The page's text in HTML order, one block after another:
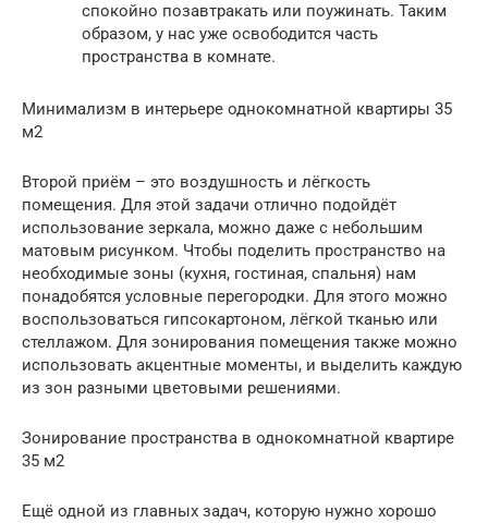
спокойно позавтракать или поужинать. Таким
образом, у нас уже освободится часть
пространства в комнате.
Минимализм в интерьере однокомнатной квартиры 35
м2
Второй приём – это воздушность и лёгкость
помещения. Для этой задачи отлично подойдёт
использование зеркала, можно даже с небольшим
матовым рисунком. Чтобы поделить пространство на
необходимые зоны (кухня, гостиная, спальня) нам
понадобятся условные перегородки. Для этого можно
воспользоваться гипсокартоном, лёгкой тканью или
стеллажом. Для зонирования помещения также можно
использовать акцентные моменты, и выделить каждую
из зон разными цветовыми решениями.
Зонирование пространства в однокомнатной квартире
35 м2
Ещё одной из главных задач, которую нужно хорошо